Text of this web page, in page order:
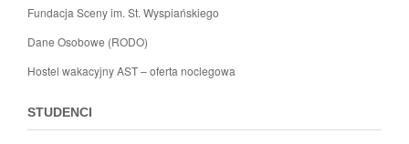
Fundacja Sceny im. St. Wyspiańskiego
Dane Osobowe (RODO)
Hostel wakacyjny AST – oferta noclegowa
STUDENCI